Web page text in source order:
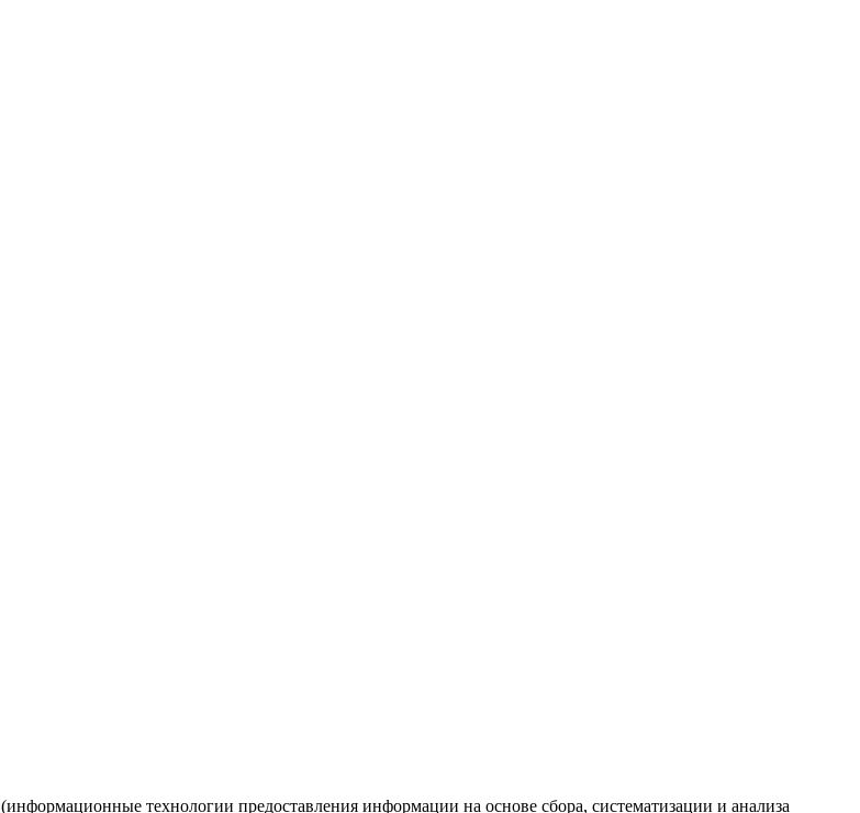
(информационные технологии предоставления информации на основе сбора, систематизации и анализа